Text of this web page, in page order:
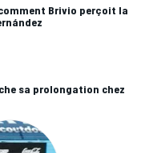
Brivio perçoit la
sa prolongation chez